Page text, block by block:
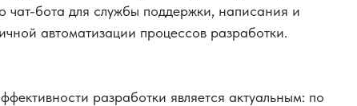
чат-бота для службы поддержки, написания и
автоматизации процессов разработки.
разработки является актуальным: по